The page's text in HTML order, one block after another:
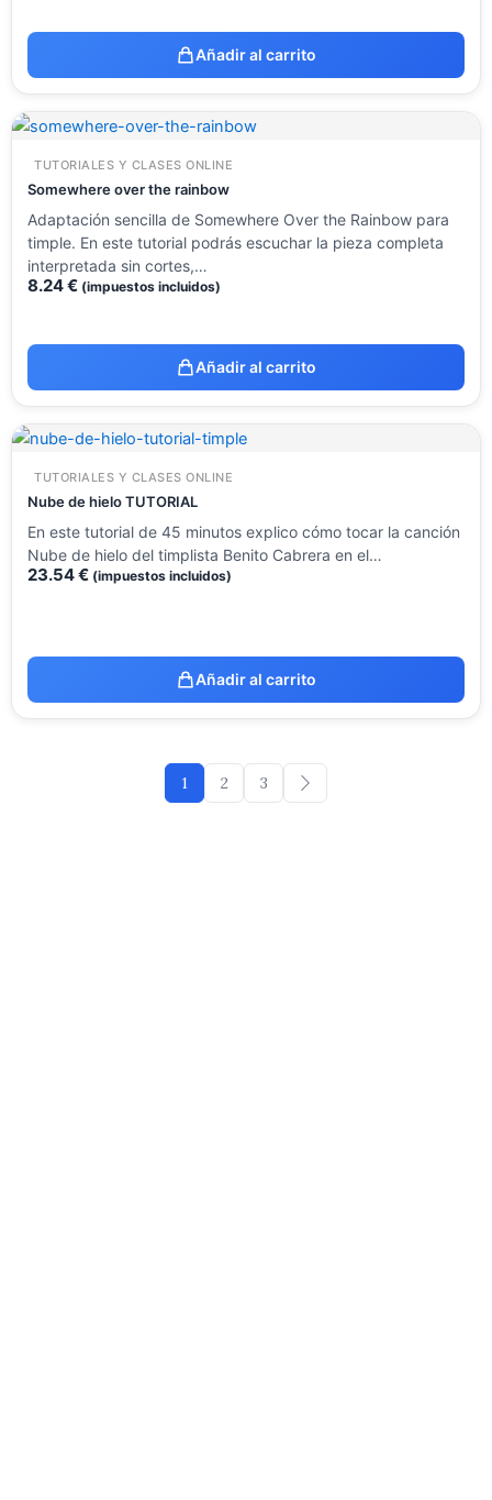
Añadir al carrito
TUTORIALES Y CLASES ONLINE
Somewhere over the rainbow
Adaptación sencilla de Somewhere Over the Rainbow para
timple. En este tutorial podrás escuchar la pieza completa
interpretada sin cortes,…
8.24€ (impuestos incluidos)
Añadir al carrito
TUTORIALES Y CLASES ONLINE
Nube de hielo TUTORIAL
En este tutorial de 45 minutos explico cómo tocar la canción
Nube de hielo del timplista Benito Cabrera en el…
23.54€ (impuestos incluidos)
Añadir al carrito
1 2 3